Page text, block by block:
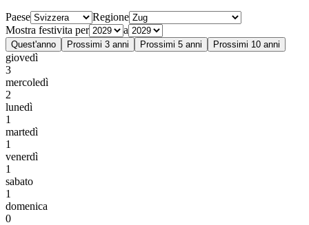
Paese
Regione
Mostra festivita per
a
Quest'anno Prossimi 3 anni Prossimi 5 anni Prossimi 10 anni
giovedì
3
mercoledì
2
lunedì
1
martedì
1
venerdì
1
sabato
1
domenica
0